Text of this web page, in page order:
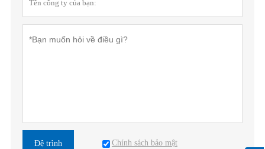
Đệ trình Chính sách bảo mật